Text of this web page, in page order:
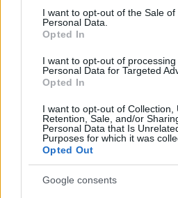
consent section.
I want to opt-out of the Sale of
Personal Data.
Opted In
I want to opt-out of processing
Personal Data for Targeted
Opted In
I want to opt-out of Collection,
Retention, Sale, and/or
Personal Data that Is
Purposes for which it was
Opted Out
Google consents